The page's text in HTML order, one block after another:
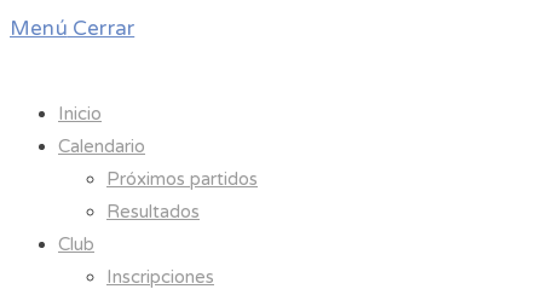
Menú Cerrar
Inicio
Calendario
Próximos partidos
Resultados
Club
Inscripciones